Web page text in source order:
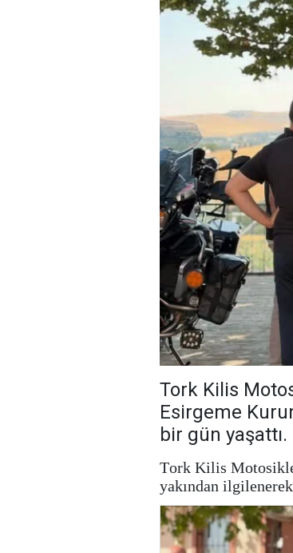
Tork Kilis
Esirgeme
bir gün yaşattı.
Tork Kilis
yakından